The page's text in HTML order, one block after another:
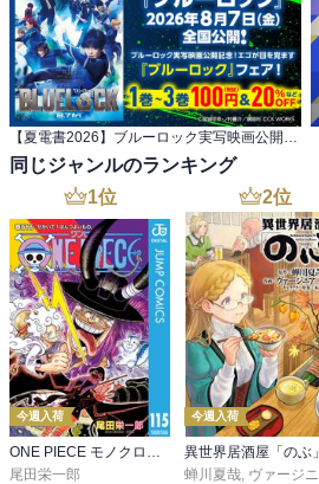
同じジャンルのランキング
1位
今週入荷
ONE PIECE モノクロ版 115
尾田栄一郎
2位
今週入荷
蝉川夏哉, ヴァージニア二等兵